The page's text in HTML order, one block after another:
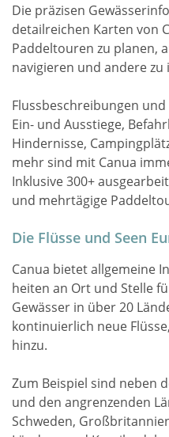
Die präzisen
detailreichen Karten von
Paddeltouren zu planen,
navigieren und andere zu
Fluss­be­schrei­bungen
Ein- und Ausstiege,
Hindernisse,
mehr sind mit Canua
Inklusive 300+
und mehrtägige
Die Flüsse und Seen
Canua bietet allgemeine
heiten an Ort und Stelle
Gewässer in über 20
kontinuierlich neue
hinzu.
Zum Beispiel sind neben
und den an­grenzenden
Schweden,